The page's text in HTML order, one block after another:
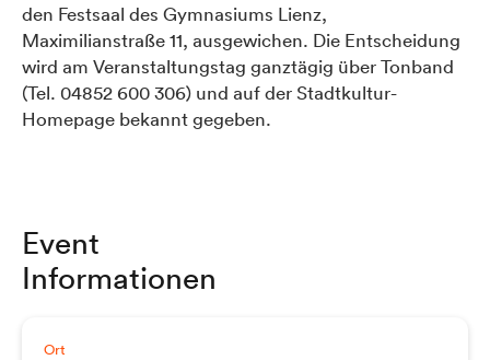
den Festsaal des Gymnasiums Lienz,
Maximilianstraße 11, ausgewichen. Die Entscheidung
wird am Veranstaltungstag ganztägig über Tonband
(Tel. 04852 600 306) und auf der Stadtkultur-
Homepage bekannt gegeben.
Event
Informationen
Ort